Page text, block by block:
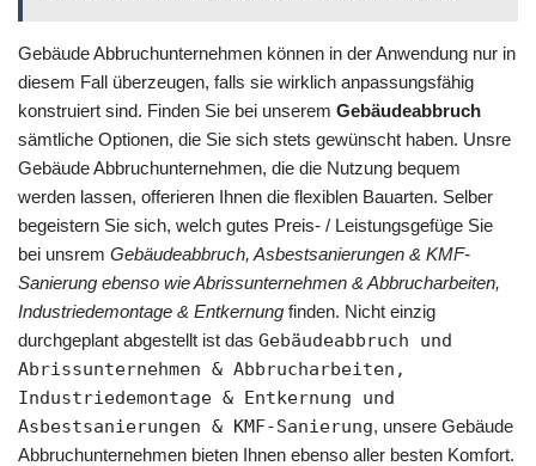
Gebäude Abbruchunternehmen können in der Anwendung nur in
diesem Fall überzeugen, falls sie wirklich anpassungsfähig
konstruiert sind. Finden Sie bei unserem Gebäudeabbruch
sämtliche Optionen, die Sie sich stets gewünscht haben. Unsre
Gebäude Abbruchunternehmen, die die Nutzung bequem
werden lassen, offerieren Ihnen die flexiblen Bauarten. Selber
begeistern Sie sich, welch gutes Preis- / Leistungsgefüge Sie
bei unsrem Gebäudeabbruch, Asbestsanierungen & KMF-
Sanierung ebenso wie Abrissunternehmen & Abbrucharbeiten,
Industriedemontage & Entkernung finden. Nicht einzig
durchgeplant abgestellt ist das Gebäudeabbruch und
Abrissunternehmen & Abbrucharbeiten,
Industriedemontage & Entkernung und
Asbestsanierungen & KMF-Sanierung, unsere Gebäude
Abbruchunternehmen bieten Ihnen ebenso aller besten Komfort.